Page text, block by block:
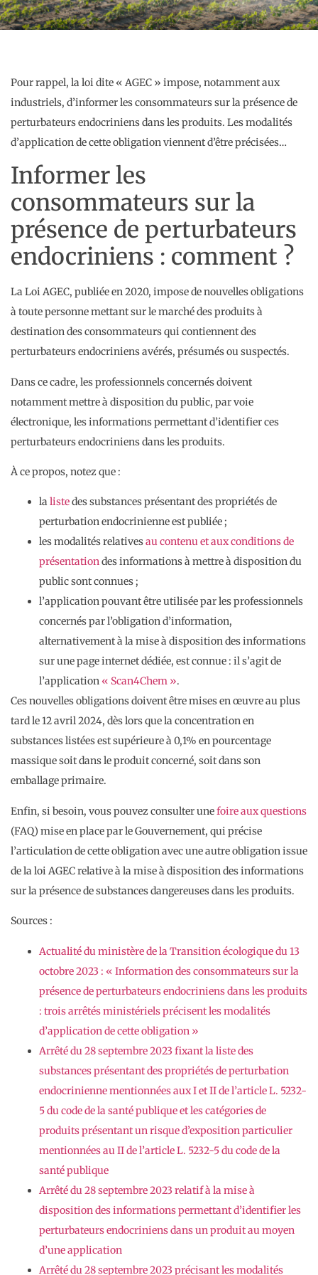
Pour rappel, la loi dite « AGEC » impose, notamment aux
industriels, d’informer les consommateurs sur la présence de
perturbateurs endocriniens dans les produits. Les modalités
d’application de cette obligation viennent d’être précisées…
Informer les
consommateurs sur la
présence de perturbateurs
endocriniens : comment ?
La Loi AGEC, publiée en 2020, impose de nouvelles obligations
à toute personne mettant sur le marché des produits à
destination des consommateurs qui contiennent des
perturbateurs endocriniens avérés, présumés ou suspectés.
Dans ce cadre, les professionnels concernés doivent
notamment mettre à disposition du public, par voie
électronique, les informations permettant d’identifier ces
perturbateurs endocriniens dans les produits.
À ce propos, notez que :
la listedes substances présentant des propriétés de
perturbation endocrinienne est publiée ;
les modalités relativesau contenu et aux conditions de
présentationdes informations à mettre à disposition du
public sont connues ;
l’application pouvant être utilisée par les professionnels
concernés par l’obligation d’information,
alternativement à la mise à disposition des informations
sur une page internet dédiée, est connue : il s’agit de
l’application « Scan4Chem ».
Ces nouvelles obligations doivent être mises en œuvre au plus
tard le 12 avril 2024, dès lors que la concentration en
substances listées est supérieure à 0,1% en pourcentage
massique soit dans le produit concerné, soit dans son
emballage primaire.
Enfin, si besoin, vous pouvez consulter unefoire aux questions
(FAQ) mise en place par le Gouvernement, qui précise
l’articulation de cette obligation avec une autre obligation issue
de la loi AGEC relative à la mise à disposition des informations
sur la présence de substances dangereuses dans les produits.
Sources :
Actualité du ministère de la Transition écologique du 13
octobre 2023 : « Information des consommateurs sur la
présence de perturbateurs endocriniens dans les produits
: trois arrêtés ministériels précisent les modalités
d’application de cette obligation »
Arrêté du 28 septembre 2023 fixant la liste des
substances présentant des propriétés de perturbation
endocrinienne mentionnées aux I et II de l’article L. 5232-
5 du code de la santé publique et les catégories de
produits présentant un risque d’exposition particulier
mentionnées au II de l’article L. 5232-5 du code de la
santé publique
Arrêté du 28 septembre 2023 relatif à la mise à
disposition des informations permettant d’identifier les
perturbateurs endocriniens dans un produit au moyen
d’une application
Arrêté du 28 septembre 2023 précisant les modalités